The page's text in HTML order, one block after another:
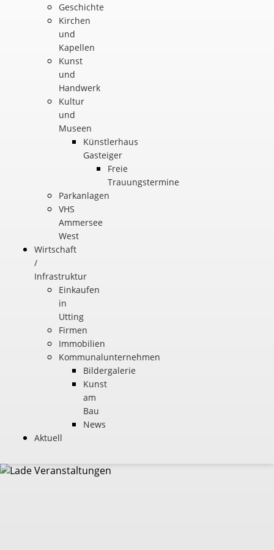
Geschichte
Kirchen
und
Kapellen
Kunst
und
Handwerk
Kultur
und
Museen
Künstlerhaus
Gasteiger
Freie
Trauungstermine
Parkanlagen
VHS
Ammersee
West
Wirtschaft
/
Infrastruktur
Einkaufen
in
Utting
Firmen
Immobilien
Kommunalunternehmen
Bildergalerie
Kunst
am
Bau
News
Aktuell